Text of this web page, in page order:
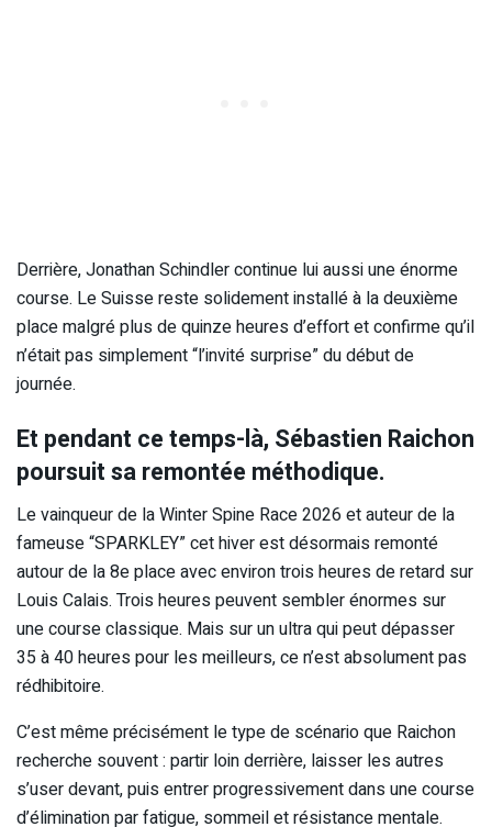
Derrière, Jonathan Schindler continue lui aussi une énorme
course. Le Suisse reste solidement installé à la deuxième
place malgré plus de quinze heures d’effort et confirme qu’il
n’était pas simplement “l’invité surprise” du début de
journée.
Et pendant ce temps-là, Sébastien Raichon
poursuit sa remontée méthodique.
Le vainqueur de la Winter Spine Race 2026 et auteur de la
fameuse “SPARKLEY” cet hiver est désormais remonté
autour de la 8e place avec environ trois heures de retard sur
Louis Calais. Trois heures peuvent sembler énormes sur
une course classique. Mais sur un ultra qui peut dépasser
35 à 40 heures pour les meilleurs, ce n’est absolument pas
rédhibitoire.
C’est même précisément le type de scénario que Raichon
recherche souvent : partir loin derrière, laisser les autres
s’user devant, puis entrer progressivement dans une course
d’élimination par fatigue, sommeil et résistance mentale.